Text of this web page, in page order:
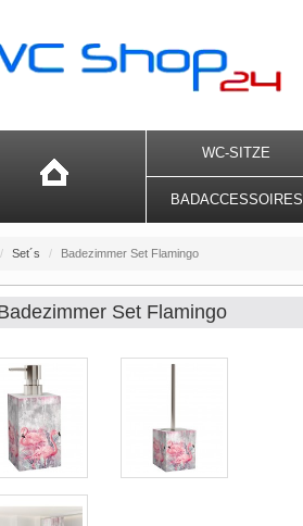
WC-SITZE
BADACCESSOIRES
Set´s Badezimmer Set Flamingo
Set Flamingo